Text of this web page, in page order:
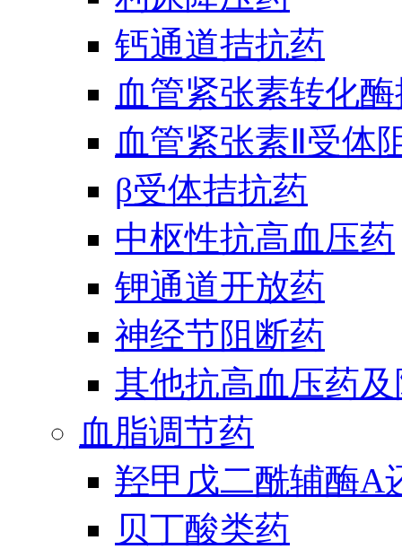
钙通道拮抗药
血管紧张素转化
血管紧张素Ⅱ受体
β受体拮抗药
中枢性抗高血压药
钾通道开放药
神经节阻断药
其他抗高血压药
血脂调节药
羟甲戊二酰辅酶A
贝丁酸类药